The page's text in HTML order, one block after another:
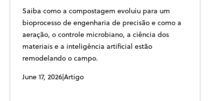
Saiba como a compostagem evoluiu para um
bioprocesso de engenharia de precisão e como a
aeração, o controle microbiano, a ciência dos
materiais e a inteligência artificial estão
remodelando o campo.
June 17, 2026|Artigo